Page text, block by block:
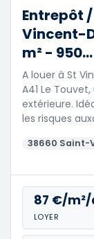
Entrepôt
Vincent-
m² - 950...
A louer à St
A41 Le
extérieure.
les risques
38660 Saint-
87 €/
LOYER